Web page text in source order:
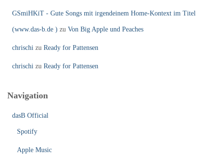
GSmiHKiT - Gute Songs mit irgendeinem Home-Kontext im Titel
(www.das-b.de ) zu Von Big Apple und Peaches
chrischi zu Ready for Pattensen
chrischi zu Ready for Pattensen
Navigation
dasB Official
Spotify
Apple Music